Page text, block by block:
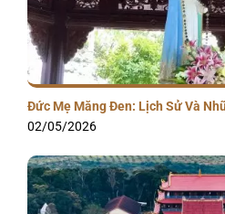
Đức Mẹ Măng Đen: Lịch Sử Và
02/05/2026